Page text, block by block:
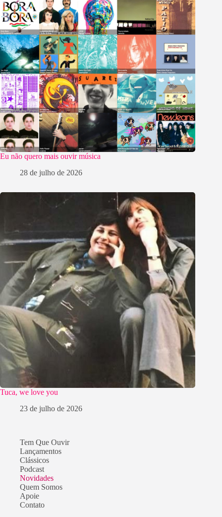
Eu não quero mais ouvir música
28 de julho de 2026
Tuca, we love you
23 de julho de 2026
Tem Que Ouvir
Lançamentos
Clássicos
Podcast
Novidades
Quem Somos
Apoie
Contato